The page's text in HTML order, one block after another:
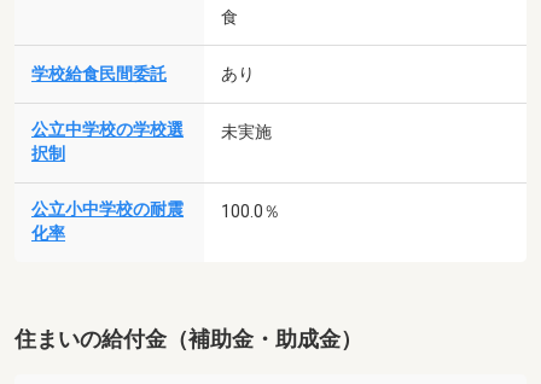
食
学校給食民間委託 あり
公立中学校の学校選
択制
未実施
公立小中学校の耐震
化率
100.0％
住まいの給付金（補助金・助成金）